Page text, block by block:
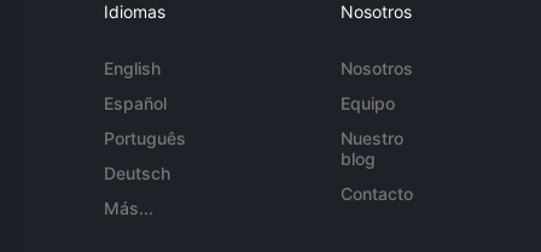
Idiomas
English
Español
Português
Deutsch
Más...
Nosotros
Nosotros
Equipo
Nuestro
blog
Contacto